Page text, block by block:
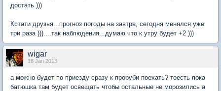
достать )))
Кстати друзья...прогноз погоды на завтра, сегодня менялся уже
три раза )))....так наблюдения...думаю что к утру будет +2 )))
wigar
18 Jan 2013
а можно будет по приезду сразу к проруби поехать? тоесть пока
батюшка там будет освещать чтобы остальные не морозились а